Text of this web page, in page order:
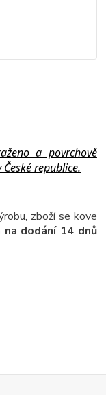
a povrchově
republice.
zboží se kove
dodání 14 dnů